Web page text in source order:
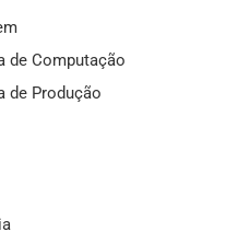
de Computação
de Produção